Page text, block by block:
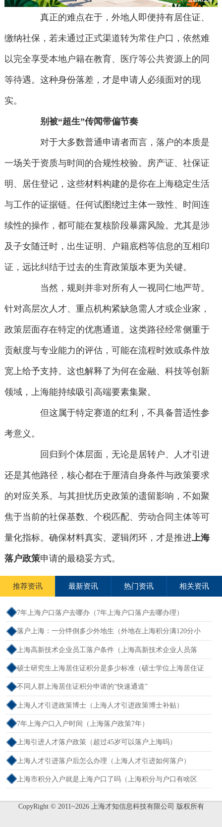
真正的难点在于，外地人即便持有居住证、
缴纳社保，若未通过正式渠道转为常住户口，依然难
以完全享受本地户籍在教育、医疗等公共资源上的同
等待遇。这种身份落差，才是申请人必须面对的现
实。
别被“超生”传闻带偏节奏
对于大多数普通申请者而言，落户的本质是
一场关于资质与时间的合规性校验。房产证、社保证
明、居住登记，这些材料构建的是你在上海稳定生活
与工作的证据链。任何试图绕过主体一致性、时间连
续性的操作，都可能在复核阶段暴露风险。尤其是涉
及子女随迁时，出生证明、户籍底档等信息的互相印
证，远比纠结于过去的生育政策版本更为关键。
当然，规则并非对所有人一视同仁地严苛。
针对高层次人才、重点机构紧缺急需人才或企业家，
政策层面存在特定的优惠通道。这类路径经常侧重于
贡献度与专业能力的评估，可能在流程时效或条件放
宽上给予支持。这也解释了为何在金融、科技等创新
领域，上海能持续吸引高端要素集聚。
但这属于特定赛道的红利，不具备普适性参
考意义。
回归到个体层面，无论是居转户、人才引进
还是其他路径，核心都在于厘清自身条件与政策要求
的对应关系。与其担忧历史政策的遗留影响，不如聚
焦于当前的社保基数、个税匹配、劳动合同主体等可
量化指标。确保材料真实、逻辑闭环，才是推进上海
落户政策申请的最稳妥方式。
推荐资讯 最新资讯 热门资讯 相关资讯
7年上海户口落户去哪办（7年上海户口落户去哪办理）
落户上海：一分绊倒多少外地生（外地在上海积分满120分小
孩可以考上海大学吗）
上海高新技术企业员工落户条件（上海高新技术企业人员落
户）
硕士研究生上海居住证积分是多少标准（硕士学位上海居住证
积分）
不同人群上海居住证积分申请的“快速通道”
上海人才引进政策博士（上海人才引进政策博士补贴）
7年上海户口入户时间（上海落户政策7年）
上海引进人才落户政策（超过45岁可以落户上海吗）
上海人才引进落户后怎么办理（上海人才引进如何落户）
上海市积分入户就是上海户口了吗（上海积分与户口有啥区
CopyRight © 2011~2026 上海才知信息科技有限公司 版权所有